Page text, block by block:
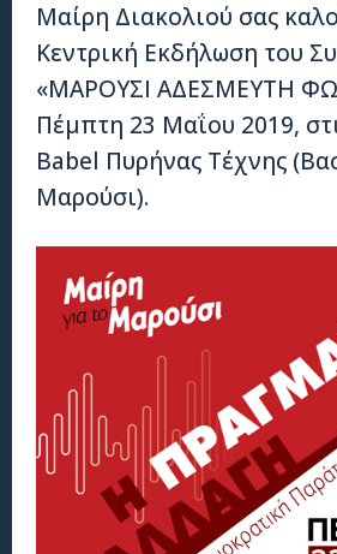
Μαίρη Διακολιού σας
Κεντρική Εκδήλωση του
«ΜΑΡΟΥΣΙ ΑΔΕΣΜΕΥΤΗ
Πέμπτη 23 Μαΐου 2019,
Babel Πυρήνας Τέχνης
Μαρούσι).